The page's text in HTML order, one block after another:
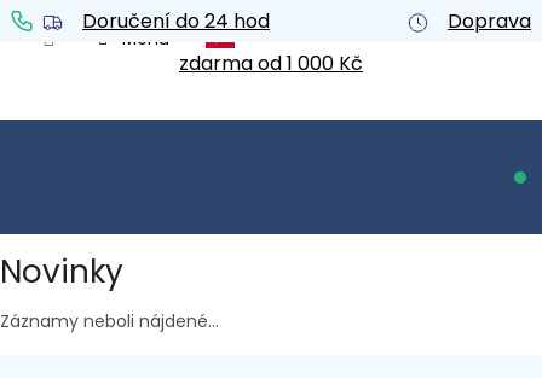
Prejsť
na
Doručení do 24 hod
Doprava
zdarma od 1 000 Kč
Novinky
Záznamy neboli nájdené...